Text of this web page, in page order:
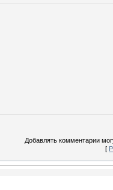
Добавлять комментарии
[